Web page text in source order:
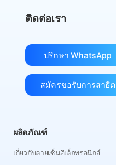
ติดต่อเรา
ปรึกษา WhatsApp
สมัครขอรับการสาธิต
ผลิตภัณฑ์
เกี่ยวกับลายเซ็นอิเล็กทรอนิกส์